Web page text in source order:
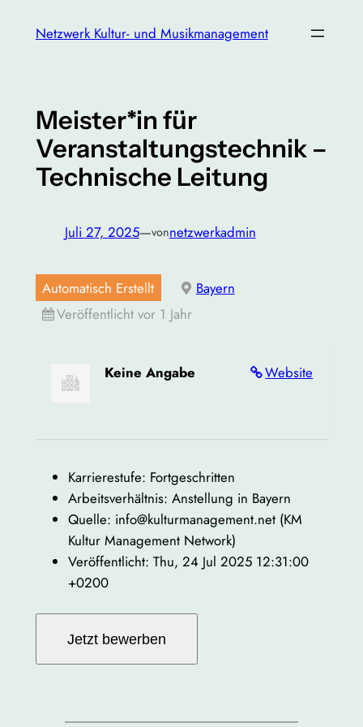
InhaltNetzwerk Kultur- und Musikmanagement
Meister*in für
Veranstaltungstechnik –
Technische Leitung
Juli 27, 2025—vonnetzwerkadmin
Automatisch Erstellt
Bayern
Veröffentlicht vor 1 Jahr
Website
Keine Angabe
Karrierestufe: Fortgeschritten
Arbeitsverhältnis: Anstellung in Bayern
Quelle: info@kulturmanagement.net (KM
Kultur Management Network)
Veröffentlicht: Thu, 24 Jul 2025 12:31:00
+0200